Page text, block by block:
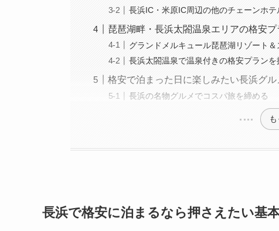
長浜IC・米原IC周辺の他のチェーンホテ
琵琶湖畔・長浜太閤温泉エリアの格安プ
グランドメルキュール琵琶湖リゾート
長浜太閤温泉で温泉付きの格安プランを
格安で泊まった日に楽しみたい長浜グ
長浜の名物グルメでコスパ旅を締める
長浜で格安に泊まるなら押さえたい基